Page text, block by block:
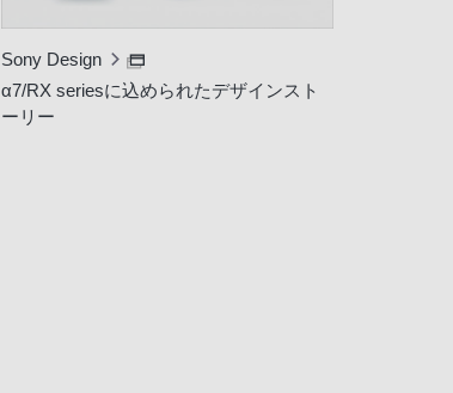
Sony Design
α7/RX seriesに込められたデザインスト
ーリー